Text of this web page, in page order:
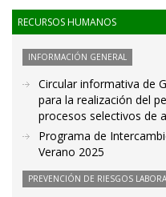
RECURSOS HUMANOS
INFORMACIÓN GENERAL
Circular informativa de
para la realización del
procesos selectivos de
Programa de
Verano 2025
PREVENCIÓN DE RIESGOS